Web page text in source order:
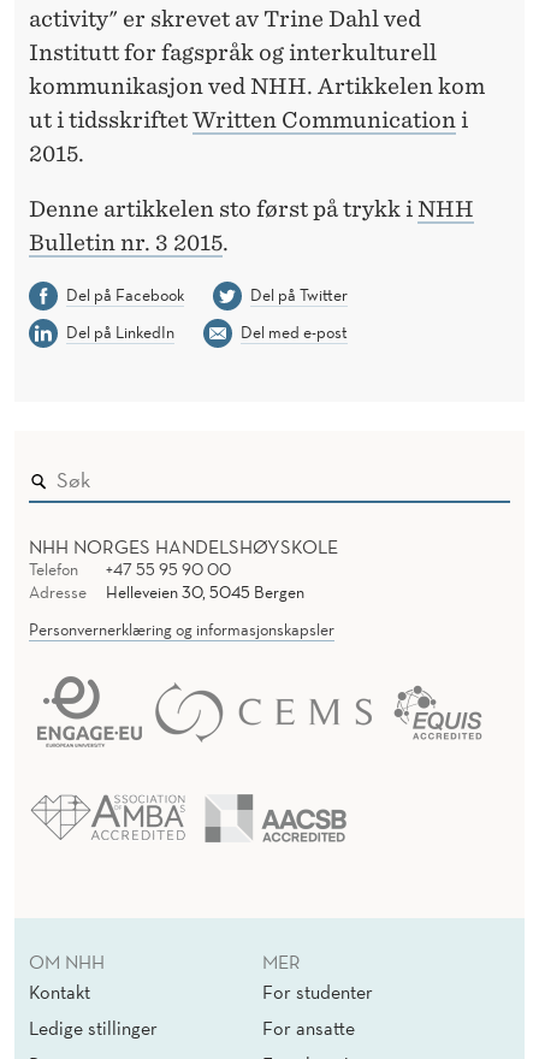
activity" er skrevet av Trine Dahl ved
Institutt for fagspråk og interkulturell
kommunikasjon ved NHH. Artikkelen kom
ut i tidsskriftetWritten Communication i
2015.
Denne artikkelen sto først på trykk i NHH
Bulletin nr. 3 2015.
Del på Facebook
Del på Twitter
Del på LinkedIn
Del med e-post
NHH NORGES HANDELSHØYSKOLE
Telefon
+47 55 95 90 00
Adresse
Helleveien 30, 5045 Bergen
Personvernerklæring og informasjonskapsler
OM NHH
Kontakt
Ledige stillinger
MER
For studenter
For ansatte